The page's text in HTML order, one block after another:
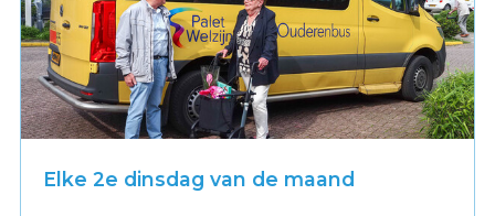
Elke 2e dinsdag van de maand